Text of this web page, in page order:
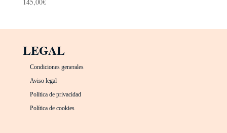
145,00€
LEGAL
Condiciones generales
Aviso legal
Política de privacidad
Política de cookies